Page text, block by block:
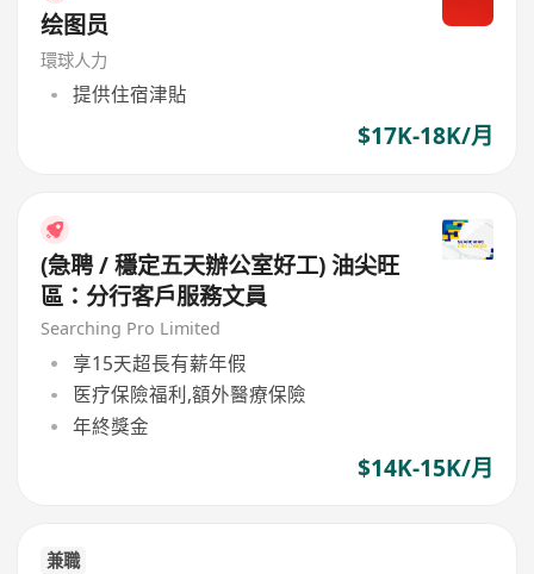
绘图员
環球人力
提供住宿津貼
$17K-18K/月
(急聘 / 穩定五天辦公室好工) 油尖旺
區：分行客戶服務文員
Searching Pro Limited
享15天超長有薪年假
医疗保險福利,額外醫療保險
年終獎金
$14K-15K/月
兼職